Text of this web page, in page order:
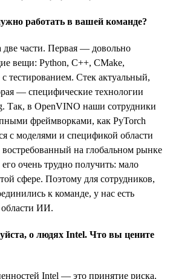
работать в вашей команде?
части. Первая — довольно
вещи: Python, C++, CMake,
тестированием. Стек актуальный,
— специфические технологии
Так, в OpenVINO наши сотрудники
фреймворками, как PyTorch
с моделями и спецификой области
на глобальном рынке
очень трудно получить: мало
сфере. Поэтому для сотрудников,
к команде, у нас есть
ИИ.
о людях Intel. Что вы цените
Intel — это принятие риска.